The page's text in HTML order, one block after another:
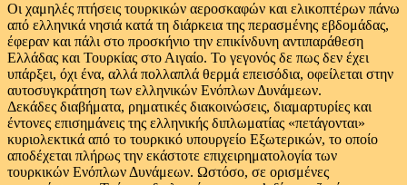
Οι χαμηλές πτήσεις τουρκικών αεροσκαφών και ελικοπτέρων πάνω
από ελληνικά νησιά κατά τη διάρκεια της περασμένης εβδομάδας,
έφεραν και πάλι στο προσκήνιο την επικίνδυνη αντιπαράθεση
Ελλάδας και Τουρκίας στο Αιγαίο. Το γεγονός δε πως δεν έχει
υπάρξει, όχι ένα, αλλά πολλαπλά θερμά επεισόδια, οφείλεται στην
αυτοσυγκράτηση των ελληνικών Ενόπλων Δυνάμεων.
Δεκάδες διαβήματα, ρηματικές διακοινώσεις, διαμαρτυρίες και
έντονες επισημάνεις της ελληνικής διπλωματίας «πετάγονται»
κυριολεκτικά από το τουρκικό υπουργείο Εξωτερικών, το οποίο
αποδέχεται πλήρως την εκάστοτε επιχειρηματολογία των
τουρκικών Ενόπλων Δυνάμεων. Ωστόσο, σε ορισμένες